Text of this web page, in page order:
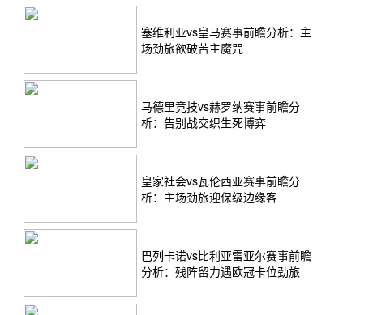
塞维利亚vs皇马赛事前瞻分析：主
场劲旅欲破苦主魔咒
马德里竞技vs赫罗纳赛事前瞻分
析：告别战交织生死博弈
皇家社会vs瓦伦西亚赛事前瞻分
析：主场劲旅迎保级边缘客
巴列卡诺vs比利亚雷亚尔赛事前瞻
分析：残阵留力遇欧冠卡位劲旅